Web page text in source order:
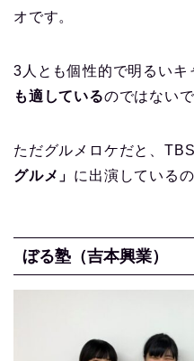
オです。
3人とも個性的で明るいキ
も適しているのではない
ただグルメロケだと、
グルメ」 に出演している
ぼる塾（吉本興業）